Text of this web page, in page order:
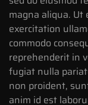
magna aliqua.
exercitation
commodo
reprehenderit in
fugiat nulla
non proident,
anim id est